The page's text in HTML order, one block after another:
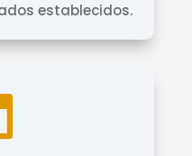
establecidos.